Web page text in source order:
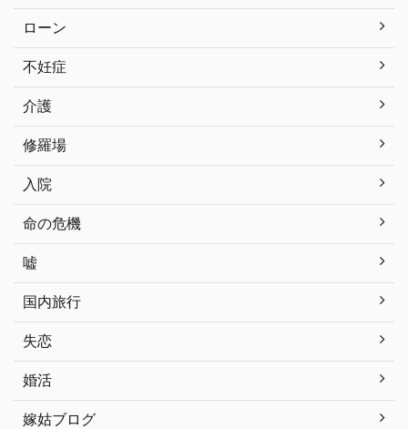
ローン
不妊症
介護
修羅場
入院
命の危機
嘘
国内旅行
失恋
婚活
嫁姑ブログ